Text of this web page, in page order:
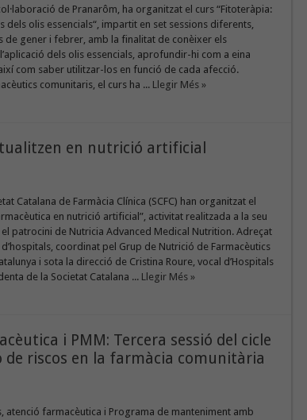
de Pranarôm, ha organitzat el curs “Fitoteràpia:
dels olis essencials“, impartit en set sessions diferents,
de gener i febrer, amb la finalitat de conèixer els
dels olis essencials, aprofundir-hi com a eina
com saber utilitzar-los en funció de cada afecció.
comunitaris, el curs ha ... Llegir Més »
en nutrició artificial
Catalana de Farmàcia Clínica (SCFC) han organitzat el
en nutrició artificial”, activitat realitzada a la seu
el patrocini de Nutricia Advanced Medical Nutrition. Adreçat
coordinat pel Grup de Nutrició de Farmacèutics
i sota la direcció de Cristina Roure, vocal d’Hospitals
de la Societat Catalana ... Llegir Més »
i PMM: Tercera sessió del cicle
de riscos en la farmàcia comunitària
atenció farmacèutica i Programa de manteniment amb